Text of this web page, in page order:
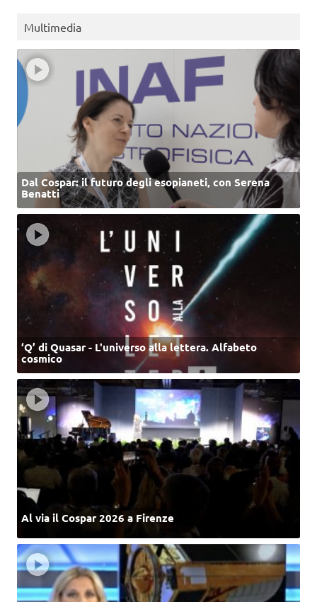
Multimedia
Dal Cospar: il futuro degli esopianeti, con Serena
Benatti
‘Q’ di Quasar - L'universo alla lettera. Alfabeto
cosmico
Al via il Cospar 2026 a Firenze